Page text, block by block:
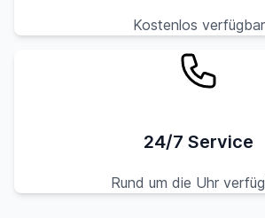
Kostenlos verfügbar
24/7 Service
Rund um die Uhr